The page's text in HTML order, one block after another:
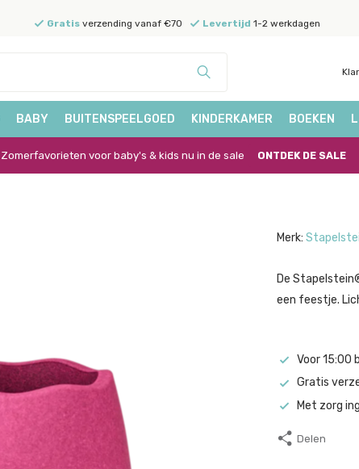
Gratis verzending vanaf €70 Levertijd 1-2 werkdagen
BABY BUITENSPEELGOED KINDERKAMER BOEKEN
Zomerfavorieten voor baby's & kids nu in de sale ONTDEK DE SALE
Merk:
De
een feestje.
Voor 15:00
Gratis
Met zorg
Delen